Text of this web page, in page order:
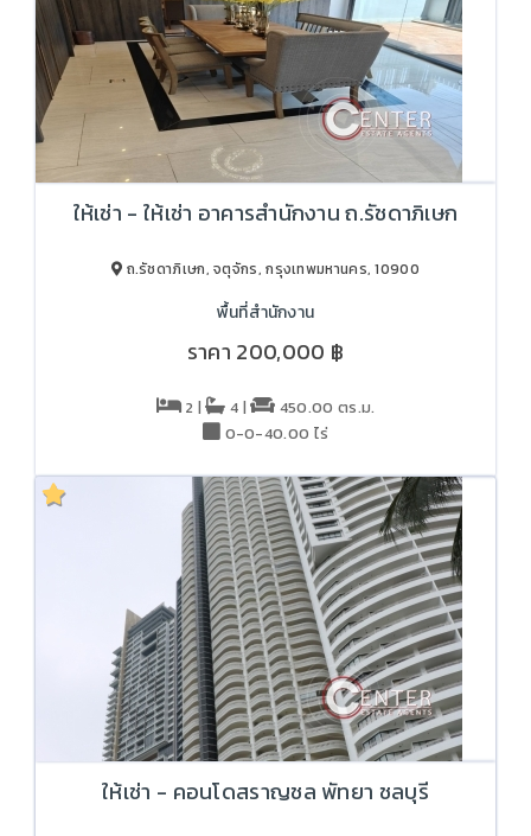
ให้เช่า - ให้เช่า อาคารสำนักงาน ถ.รัชดาภิเษก
ถ.รัชดาภิเษก, จตุจักร, กรุงเทพมหานคร, 10900
พื้นที่สำนักงาน
ราคา 200,000 ฿
2 | 4 |
450.00 ตร.ม.
0-0-40.00 ไร่
ให้เช่า - คอนโดสราญชล พัทยา ชลบุรี